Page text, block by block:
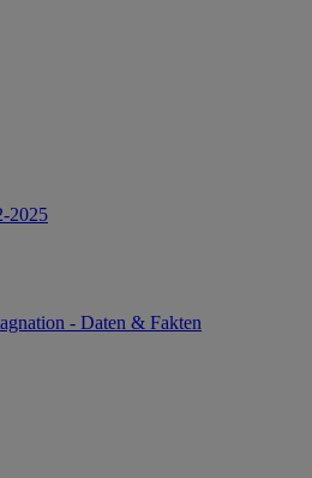
2025
- Daten & Fakten